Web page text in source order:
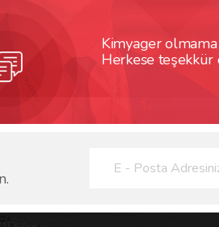
Kimyager
Herkese teşekkür